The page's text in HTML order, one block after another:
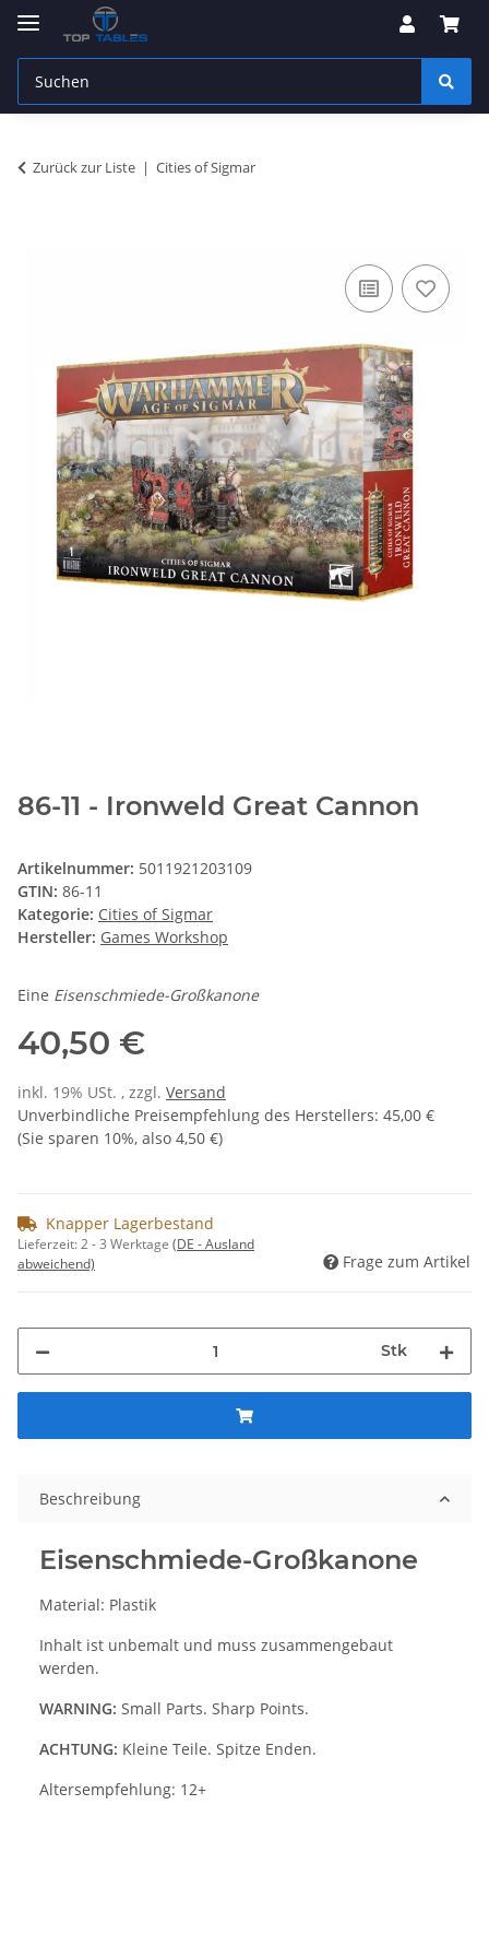
Zurück zur Liste Cities of Sigmar
86-11 - Ironweld Great Cannon
Artikelnummer: 5011921203109
GTIN: 86-11
Kategorie: Cities of Sigmar
Hersteller: Games Workshop
Eine Eisenschmiede-Großkanone
40,50 €
inkl. 19% USt. , zzgl. Versand
Unverbindliche Preisempfehlung des Herstellers: 45,00 €
(Sie sparen 10%, also 4,50 €)
Knapper Lagerbestand
Lieferzeit:2 - 3 Werktage (DE - Ausland
abweichend)
Frage zum Artikel
Stk
Beschreibung
Eisenschmiede-Großkanone
Material: Plastik
Inhalt ist unbemalt und muss zusammengebaut
werden.
WARNING: Small Parts. Sharp Points.
ACHTUNG: Kleine Teile. Spitze Enden.
Altersempfehlung: 12+